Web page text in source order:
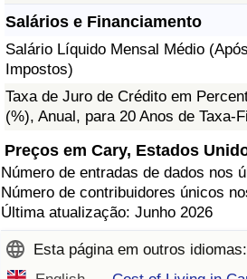
Salários e Financiamento
Salário Líquido Mensal Médio (Após
Impostos)
Taxa de Juro de Crédito em
(%), Anual, para 20 Anos de Taxa-
Preços em Cary, Estados
Número de entradas de dados nos
Número de contribuidores únicos
Última atualização: Junho 2026
Esta página em outros idiomas: